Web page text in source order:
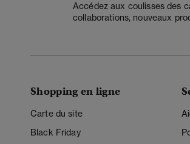
Accédez aux coulisses des
collaborations, nouveaux
Shopping en ligne
Carte du site
Black Friday